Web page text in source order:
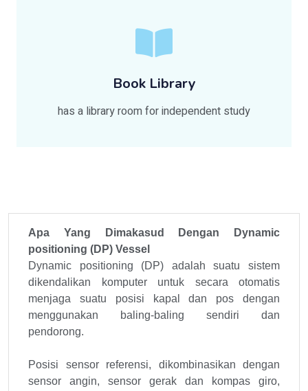
Book Library
has a library room for independent study
Apa Yang Dimakasud Dengan Dynamic
positioning (DP) Vessel
Dynamic positioning (DP) adalah suatu sistem
dikendalikan komputer untuk secara otomatis
menjaga suatu posisi kapal dan pos dengan
menggunakan baling-baling sendiri dan
pendorong.
Posisi sensor referensi, dikombinasikan dengan
sensor angin, sensor gerak dan kompas giro,